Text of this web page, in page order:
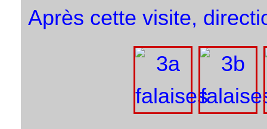
Après cette visite,